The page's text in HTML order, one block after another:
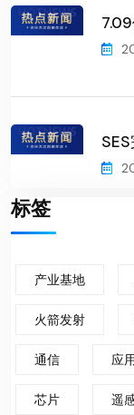
标签
产业基地
火箭发射
通信 应
芯片 遥